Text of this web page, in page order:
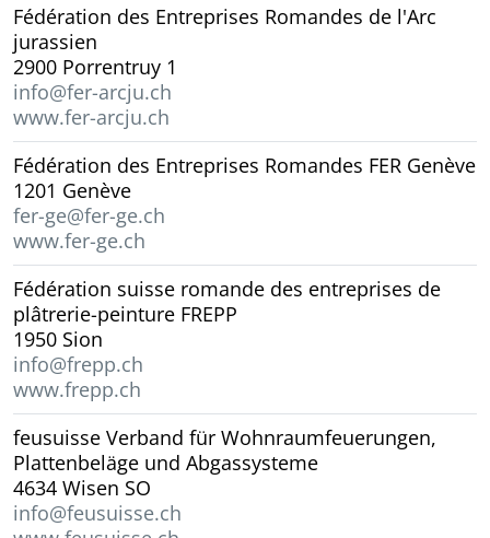
Fédération des Entreprises Romandes de l'Arc
jurassien
2900 Porrentruy 1
info@fer-arcju.ch
www.fer-arcju.ch
Fédération des Entreprises Romandes FER Genève
1201 Genève
fer-ge@fer-ge.ch
www.fer-ge.ch
Fédération suisse romande des entreprises de
plâtrerie-peinture FREPP
1950 Sion
info@frepp.ch
www.frepp.ch
feusuisse Verband für Wohnraumfeuerungen,
Plattenbeläge und Abgassysteme
4634 Wisen SO
info@feusuisse.ch